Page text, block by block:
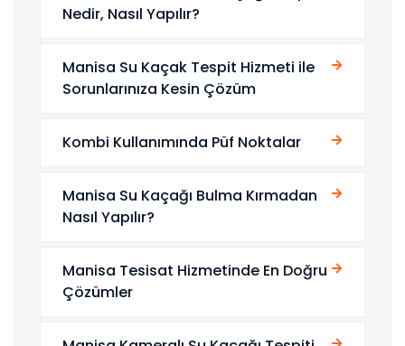
Nedir, Nasıl Yapılır?
Manisa Su Kaçak Tespit Hizmeti ile
Sorunlarınıza Kesin Çözüm
Kombi Kullanımında Püf Noktalar
Manisa Su Kaçağı Bulma Kırmadan
Nasıl Yapılır?
Manisa Tesisat Hizmetinde En Doğru
Çözümler